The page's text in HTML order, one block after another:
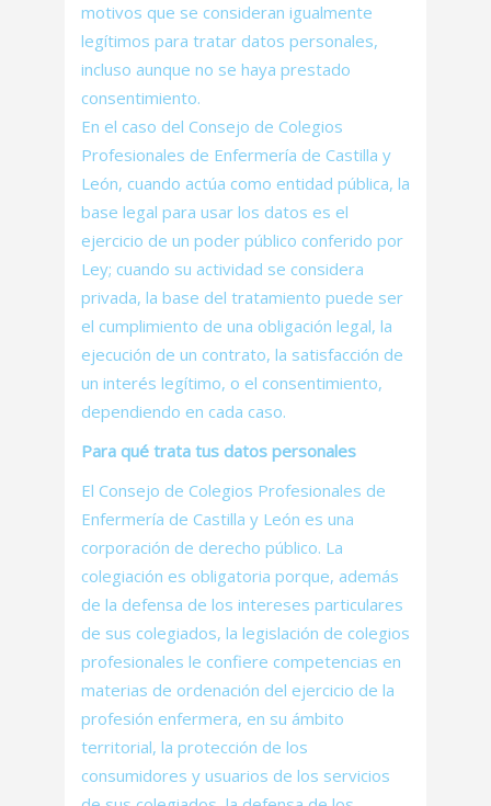
motivos que se consideran igualmente
legítimos para tratar datos personales,
incluso aunque no se haya prestado
consentimiento.
En el caso del Consejo de Colegios
Profesionales de Enfermería de Castilla y
León, cuando actúa como entidad pública, la
base legal para usar los datos es el
ejercicio de un poder público conferido por
Ley; cuando su actividad se considera
privada, la base del tratamiento puede ser
el cumplimiento de una obligación legal, la
ejecución de un contrato, la satisfacción de
un interés legítimo, o el consentimiento,
dependiendo en cada caso.
Para qué trata tus datos personales
El Consejo de Colegios Profesionales de
Enfermería de Castilla y León es una
corporación de derecho público. La
colegiación es obligatoria porque, además
de la defensa de los intereses particulares
de sus colegiados, la legislación de colegios
profesionales le confiere competencias en
materias de ordenación del ejercicio de la
profesión enfermera, en su ámbito
territorial, la protección de los
consumidores y usuarios de los servicios